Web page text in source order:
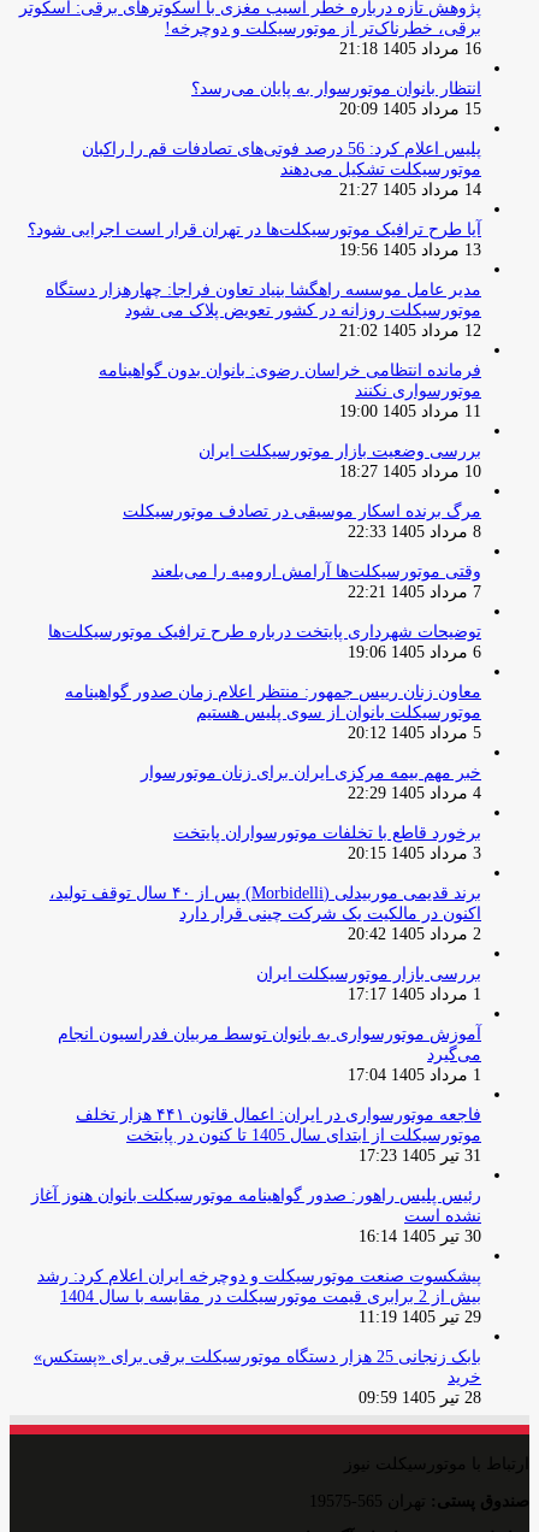
پژوهش تازه درباره خطر آسیب مغزی با اسکوترهای برقی: اسکوتر
برقی، خطرناک‌تر از موتورسیکلت و دوچرخه!
16 مرداد 1405 21:18
انتظار بانوان موتورسوار به پایان می‌رسد؟
15 مرداد 1405 20:09
پلیس اعلام کرد: 56 درصد فوتی‌های تصادفات قم را راکبان
موتورسیکلت تشکیل می‌دهند
14 مرداد 1405 21:27
آیا طرح ترافیک موتورسیکلت‌ها در تهران قرار است اجرایی شود؟
13 مرداد 1405 19:56
مدیر عامل موسسه راهگشا بنیاد تعاون فراجا: چهارهزار دستگاه
موتورسیکلت روزانه در کشور تعویض پلاک می شود
12 مرداد 1405 21:02
فرمانده انتظامی خراسان رضوی: بانوان بدون گواهینامه
موتورسواری نکنند
11 مرداد 1405 19:00
بررسی وضعیت بازار موتورسیکلت ایران
10 مرداد 1405 18:27
مرگ برنده اسکار موسیقی در تصادف موتورسیکلت
8 مرداد 1405 22:33
وقتی موتورسیکلت‌ها آرامش ارومیه را می‌بلعند
7 مرداد 1405 22:21
توضیحات شهرداری پایتخت درباره طرح ترافیک موتورسیکلت‌ها
6 مرداد 1405 19:06
معاون زنان رییس جمهور: منتظر اعلام زمان صدور گواهینامه
موتورسیکلت بانوان از سوی پلیس هستیم
5 مرداد 1405 20:12
خبر مهم بیمه مرکزی ایران برای زنان موتورسوار
4 مرداد 1405 22:29
برخورد قاطع با تخلفات موتورسواران پایتخت
3 مرداد 1405 20:15
برند قدیمی موربیدلی (Morbidelli) پس از ۴۰ سال توقف تولید،
اکنون در مالکیت یک شرکت چینی قرار دارد
2 مرداد 1405 20:42
بررسی بازار موتورسیکلت ایران
1 مرداد 1405 17:17
آموزش موتورسواری به بانوان توسط مربیان فدراسیون انجام
می‌گیرد
1 مرداد 1405 17:04
فاجعه موتورسواری در ایران: اعمال قانون ۴۴۱ هزار تخلف
موتورسیکلت از ابتدای سال 1405 تا کنون در پایتخت
31 تیر 1405 17:23
رئیس پلیس راهور: صدور گواهینامه موتورسیکلت بانوان هنوز آغاز
نشده است
30 تیر 1405 16:14
پیشکسوت صنعت موتورسیکلت و دوچرخه ایران اعلام کرد: رشد
بیش از 2 برابری قیمت موتورسیکلت در مقایسه با سال 1404
29 تیر 1405 11:19
بابک زنجانی 25 هزار دستگاه موتورسیکلت برقی برای «پستکس»
خرید
28 تیر 1405 09:59
ارتباط با موتورسیکلت نیوز
صندوق پستی: تهران 565-19575